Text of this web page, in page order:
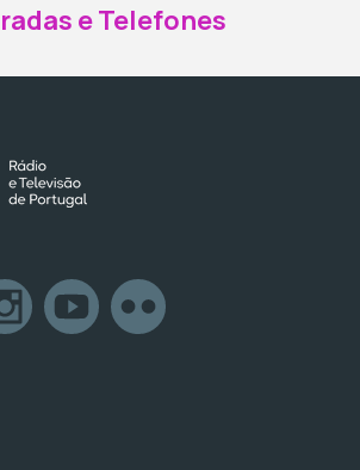
e Telefones